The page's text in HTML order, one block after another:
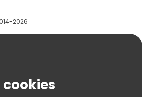
Et Mentions Légales
2026
cookies